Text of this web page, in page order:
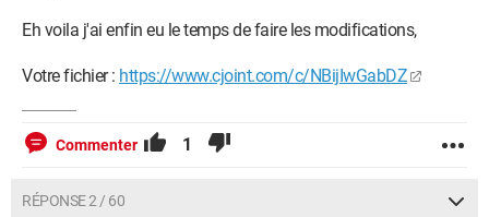
Eh voila j'ai enfin eu le temps de faire les modifications,
Votre fichier : https://www.cjoint.com/c/NBijIwGabDZ
Commenter 1
RÉPONSE 2 / 60